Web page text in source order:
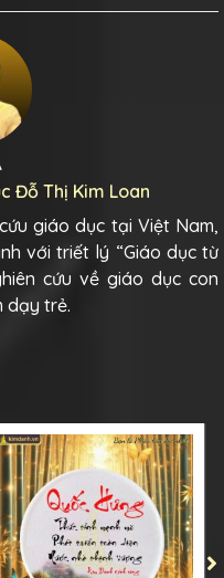
Đỗ Thị Kim Loan
giáo dục tại Việt Nam,
với triết lý “Giáo dục từ
cứu về giáo dục con
dạy trẻ.